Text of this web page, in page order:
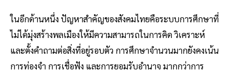
ในอีกด้านหนึ่ง ปัญหาสำคัญของสังคมไทยคือระบบการศึกษาที่
ไม่ได้มุ่งสร้างพลเมืองให้มีความสามารถในการคิด วิเคราะห์
และตั้งคำถามต่อสิ่งที่อยู่รอบตัว การศึกษาจำนวนมากยังคงเน้น
การท่องจำ การเชื่อฟัง และการยอมรับอำนาจ มากกว่าการ